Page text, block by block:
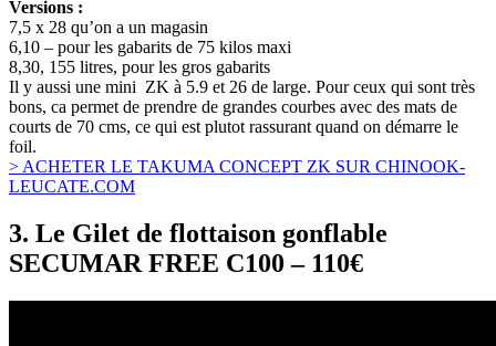
Versions :
7,5 x 28 qu’on a un magasin
6,10 – pour les gabarits de 75 kilos maxi
8,30, 155 litres, pour les gros gabarits
Il y aussi une mini ZK à 5.9 et 26 de large. Pour ceux qui sont très
bons, ca permet de prendre de grandes courbes avec des mats de
courts de 70 cms, ce qui est plutot rassurant quand on démarre le
foil.
> ACHETER LE TAKUMA CONCEPT ZK SUR CHINOOK-
LEUCATE.COM
3. Le Gilet de flottaison gonflable
SECUMAR FREE C100 – 110€